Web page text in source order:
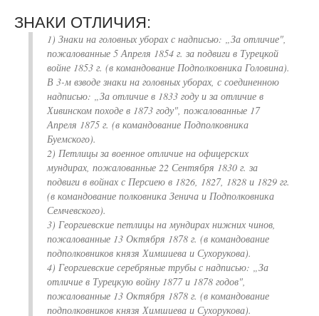
ЗНАКИ ОТЛИЧИЯ:
1) Знаки на головных уборах с надписью: „За отличие",
пожалованные 5 Апреля 1854 г. за подвиги в Турецкой
войне 1853 г. (в командование Подполковника Головина).
В 3-м взводе знаки на головных уборах, с соединенною
надписью: „За отличие в 1833 году и за отличие в
Хивинском походе в 1873 году", пожалованные 17
Апреля 1875 г. (в командование Подполковника
Буемского).
2) Петлицы за военное отличие на офицерских
мундирах, пожалованные 22 Сентября 1830 г. за
подвиги в войнах с Персиею в 1826, 1827, 1828 и 1829 гг.
(в командование полковника Зенича и Подполковника
Семчевского).
3) Георгиевские петлицы на мундирах нижних чинов,
пожалованные 13 Октября 1878 г. (в командование
подполковников князя Химшиева и Сухорукова).
4) Георгиевские серебряные трубы с надписью: „За
отличие в Турецкую войну 1877 и 1878 годов",
пожалованные 13 Октября 1878 г. (в командование
подполковников князя Химшиева и Сухорукова).